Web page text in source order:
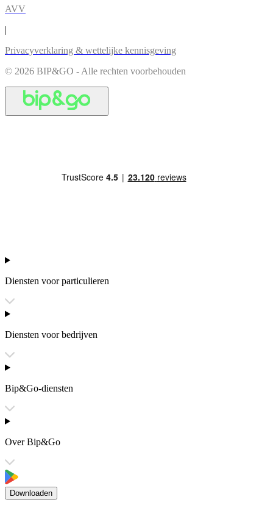
AVV
|
Privacyverklaring & wettelijke kennisgeving
© 2026 BIP&GO - Alle rechten voorbehouden
Diensten voor particulieren
Diensten voor bedrijven
Bip&Go-diensten
Over Bip&Go
Downloaden